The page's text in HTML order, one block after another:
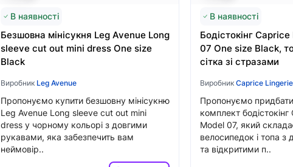
В наявності
Безшовна мінісукня Leg Avenue Long
sleeve cut out mini dress One size
Black
Виробник Leg Avenue
Пропонуємо купити безшовну мінісукню
Leg Avenue Long sleeve cut out mini
dress у чорному кольорі з довгими
рукавами, яка забезпечить вам
неймовір..
В наявності
Бодістокінг
07 One size Black,
сітка зі стразами
Виробник Caprice Lingerie
Пропонуємо
комплект
Model 07, який
велосипедок і топа
та відкритими п..